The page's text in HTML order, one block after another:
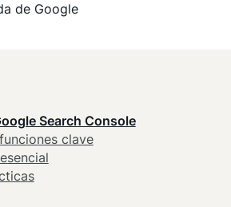
de Google
Search Console
clave